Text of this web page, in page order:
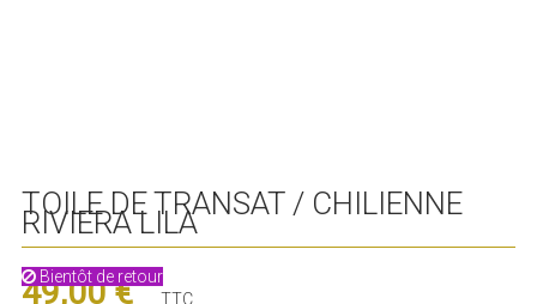
TOILE DE TRANSAT / CHILIENNE
RIVIERA LILA
Bientôt de retour
49,00 € TTC